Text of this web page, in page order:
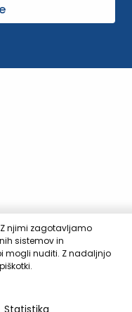
Z njimi zagotavljamo
sistemov in
mogli nuditi. Z nadaljnjo
Statistika